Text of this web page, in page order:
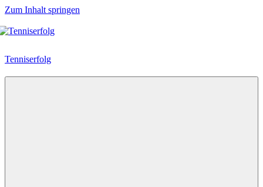
Zum Inhalt springen
Tenniserfolg